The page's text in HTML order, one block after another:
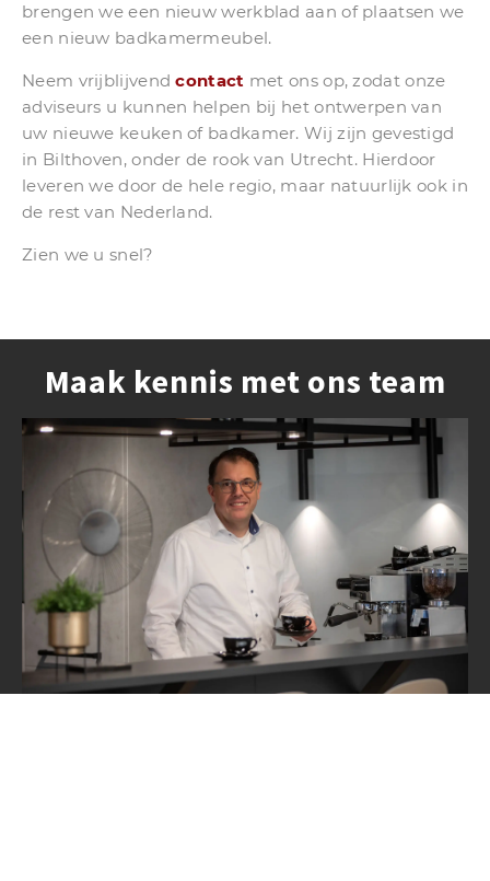
brengen we een nieuw werkblad aan of plaatsen we
een nieuw badkamermeubel.
Neem vrijblijvendcontact met ons op, zodat onze
adviseurs u kunnen helpen bij het ontwerpen van
uw nieuwe keuken of badkamer. Wij zijn gevestigd
in Bilthoven, onder de rook van Utrecht. Hierdoor
leveren we door de hele regio, maar natuurlijk ook in
de rest van Nederland.
Zien we u snel?
Maak kennis met ons team